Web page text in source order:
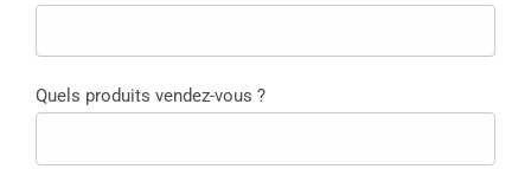
Quels produits vendez-vous ?